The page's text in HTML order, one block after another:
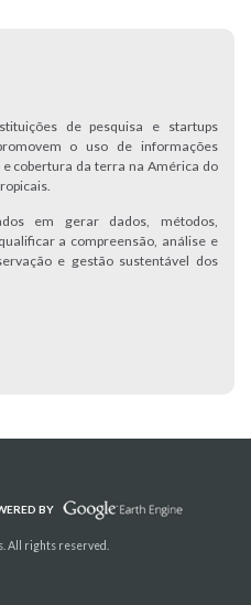
de pesquisa e startups
o uso de informações
cobertura da terra na América do
em gerar dados, métodos,
a compreensão, análise e
e gestão sustentável dos
BY
All rights reserved.